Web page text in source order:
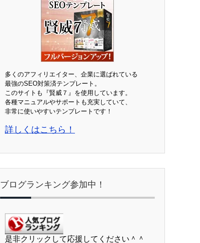
多くのアフィリエイター、企業に選ばれている
最強のSEO対策済テンプレート。
このサイトも『賢威７』を使用しています。
各種マニュアルやサポートも充実していて、
非常に使いやすいテンプレートです！
詳しくはこちら！
ブログランキング参加中！
是非クリックして応援してください＾＾